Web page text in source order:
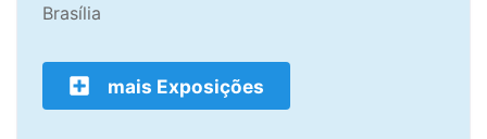
Brasília
mais Exposições